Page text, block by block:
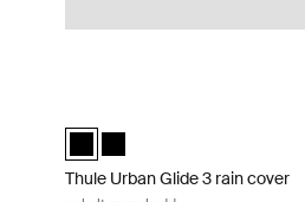
Thule Urban Glide 3 rain cover
Thule Urban Glide 3 rain
Thule Urban Glide 3 rain cover